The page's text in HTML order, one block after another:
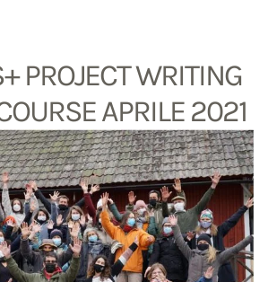
PROJECT WRITING
APRILE 2021